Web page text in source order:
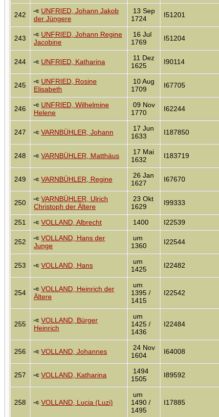
242
UNFRIED, Johann Jakob
der Jüngere
13 Sep
1724
I51201
243
UNFRIED, Johann Regine
Jacobine
16 Jul
1769
I51204
244 UNFRIED, Katharina
11 Dez
1625
I90114
245
UNFRIED, Rosine
Elisabeth
10 Aug
1709
I67705
246
UNFRIED, Wilhelmine
Helene
09 Nov
1770
I62244
247 VARNBÜHLER, Johann
17 Jun
1633
I187850
248 VARNBÜHLER, Matthäus
17 Mai
1632
I183719
249 VARNBÜHLER, Regine
26 Jan
1627
I67670
250
VARNBÜHLER, Ulrich
Christoph der Ältere
23 Okt
1629
I99333
251 VOLLAND, Albrecht 1400 I22539
252
VOLLAND, Hans der
Junge
um
1360
I22544
253 VOLLAND, Hans
um
1425
I22482
254
VOLLAND, Heinrich der
Ältere
um
1395 /
1415
I22542
255
VOLLAND, Bürger
Heinrich
um
1425 /
1436
I22484
256 VOLLAND, Johannes
24 Nov
1604
I64008
257 VOLLAND, Katharina
1494
1505
I89592
258 VOLLAND, Lucia (Luzi)
um
1490 /
1495
I17885